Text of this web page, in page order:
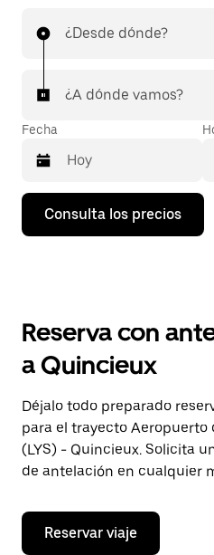
¿Desde dónde?
¿A dónde vamos?
Fecha
Pulsa
flecha
calendario
seleccionar
fecha.
Pulsa
el
botón
de
escape
cerrar
calendario.
Consulta los precios
Reserva con
a Quincieux
Déjalo todo preparado
para el trayecto Aeropuerto
(LYS) - Quincieux. Solicita
de antelación en cualquier
Reservar viaje